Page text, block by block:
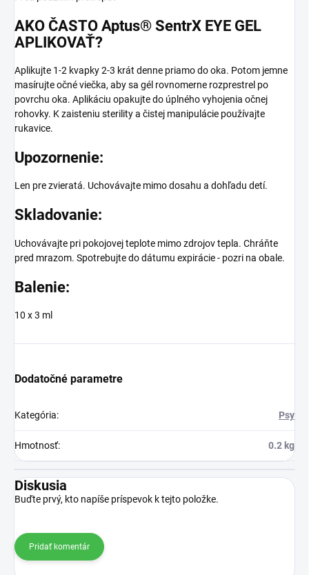
AKO ČASTO Aptus® SentrX EYE GEL
APLIKOVAŤ?
Aplikujte 1-2 kvapky 2-3 krát denne priamo do oka. Potom jemne
masírujte očné viečka, aby sa gél rovnomerne rozprestrel po
povrchu oka. Aplikáciu opakujte do úplného vyhojenia očnej
rohovky. K zaisteniu sterility a čistej manipulácie používajte
rukavice.
Upozornenie:
Len pre zvieratá. Uchovávajte mimo dosahu a dohľadu detí.
Skladovanie:
Uchovávajte pri pokojovej teplote mimo zdrojov tepla. Chráňte
pred mrazom. Spotrebujte do dátumu expirácie - pozri na obale.
Balenie:
10 x 3 ml
Dodatočné parametre
Kategória: Psy
Hmotnosť: 0.2 kg
Diskusia
Buďte prvý, kto napíše príspevok k tejto položke.
Pridať komentár